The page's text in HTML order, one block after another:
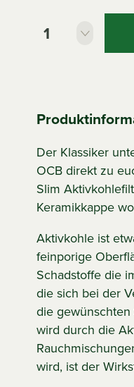
Der Klassiker
OCB direkt zu
Slim
Keramikkappe
Aktivkohle ist
feinporige
Schadstoffe die
die sich bei der
die
wird durch die
wird, ist der